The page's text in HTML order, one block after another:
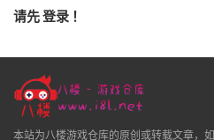
请先登录 ！
本站为八楼游戏仓库的原创或转载文章，